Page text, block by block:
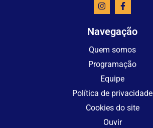
Navegação
Quem somos
Programação
Equipe
Política de privacidade
Cookies do site
Ouvir